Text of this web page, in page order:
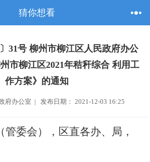
猜你想看
31号 柳州市柳江区人民政府办公
市柳江区2021年秸秆综合 利用工
作方案》的通知
府办公室 | 发布日期： 2021-12-03 16:25
管委会），区直各办、局，